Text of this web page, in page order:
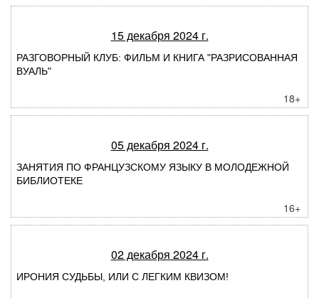
15 декабря 2024 г.
РАЗГОВОРНЫЙ КЛУБ: ФИЛЬМ И КНИГА "РАЗРИСОВАННАЯ
ВУАЛЬ"
18+
05 декабря 2024 г.
ЗАНЯТИЯ ПО ФРАНЦУЗСКОМУ ЯЗЫКУ В МОЛОДЕЖНОЙ
БИБЛИОТЕКЕ
16+
02 декабря 2024 г.
ИРОНИЯ СУДЬБЫ, ИЛИ С ЛЕГКИМ КВИЗОМ!